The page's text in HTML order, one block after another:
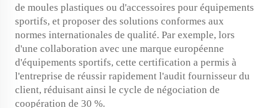
de moules plastiques ou d'accessoires pour équipements
sportifs, et proposer des solutions conformes aux
normes internationales de qualité. Par exemple, lors
d'une collaboration avec une marque européenne
d'équipements sportifs, cette certification a permis à
l'entreprise de réussir rapidement l'audit fournisseur du
client, réduisant ainsi le cycle de négociation de
coopération de 30 %.